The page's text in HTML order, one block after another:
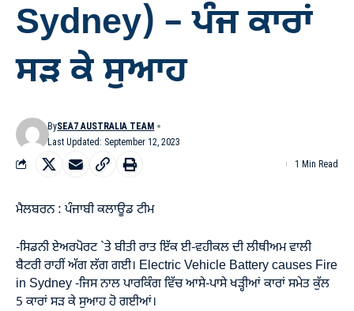
Sydney) – ਪੰਜ ਕਾਰਾਂ
ਸੜ ਕੇ ਸੁਆਹ
Last Updated: September 12, 2023
BySEA7 AUSTRALIA TEAM
1 Min Read
ਮੈਲਬਰਨ : ਪੰਜਾਬੀ ਕਲਾਊਡ ਟੀਮ
-ਸਿਡਨੀ ਏਅਰਪੋਰਟ `ਤੇ ਬੀਤੀ ਰਾਤ ਇੱਕ ਈ-ਵਹੀਕਲ ਦੀ ਲੀਥੀਅਮ ਵਾਲੀ
ਬੈਟਰੀ ਰਾਹੀਂ ਅੱਗ ਲੱਗ ਗਈ। Electric Vehicle Battery causes Fire
in Sydney -ਜਿਸ ਨਾਲ ਪਾਰਕਿੰਗ ਵਿੱਚ ਆਸੇ-ਪਾਸੇ ਖੜ੍ਹੀਆਂ ਕਾਰਾਂ ਸਮੇਤ ਕੁੱਲ
5 ਕਾਰਾਂ ਸੜ ਕੇ ਸੁਆਹ ਹੋ ਗਈਆਂ।